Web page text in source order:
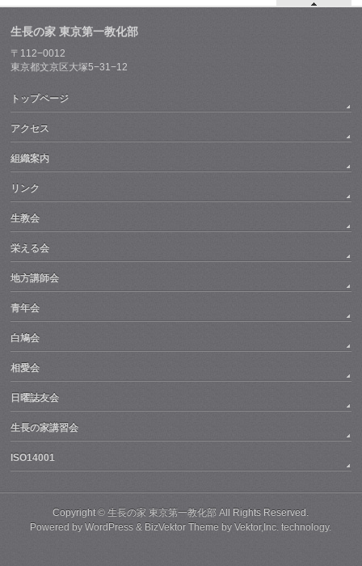
生長の家 東京第一教化部
〒112−0012
東京都文京区大塚5−31−12
トップページ
アクセス
組織案内
リンク
生教会
栄える会
地方講師会
青年会
白鳩会
相愛会
日曜誌友会
生長の家講習会
ISO14001
Copyright ©生長の家 東京第一教化部 All Rights Reserved.
Powered byWordPress & BizVektor Theme byVektor,Inc. technology.